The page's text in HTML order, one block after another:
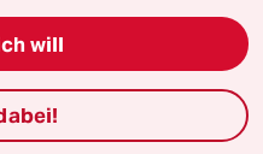
(Ads)
will